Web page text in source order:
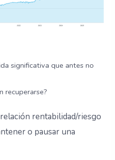
significativa que antes no
recuperarse?
rentabilidad/riesgo
o pausar una